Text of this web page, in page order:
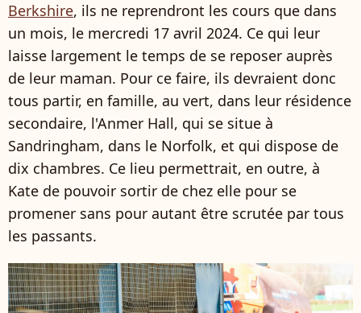
Berkshire, ils ne reprendront les cours que dans
un mois, le mercredi 17 avril 2024. Ce qui leur
laisse largement le temps de se reposer auprès
de leur maman. Pour ce faire, ils devraient donc
tous partir, en famille, au vert, dans leur résidence
secondaire, l'Anmer Hall, qui se situe à
Sandringham, dans le Norfolk, et qui dispose de
dix chambres. Ce lieu permettrait, en outre, à
Kate de pouvoir sortir de chez elle pour se
promener sans pour autant être scrutée par tous
les passants.